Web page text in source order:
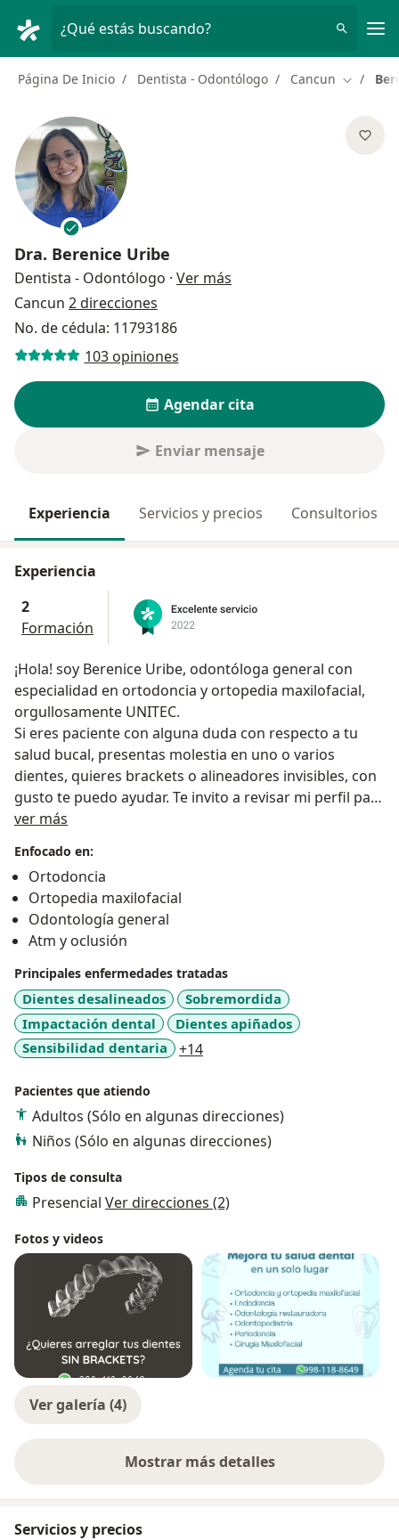
¿Qué estás buscando?
Página De Inicio Dentista - Odontólogo Cancun Cambiar
Dra. Berenice Uribe
Dentista - Odontólogo · Ver más
Cancun 2 direcciones
No. de cédula: 11793186
103 opiniones
Agendar cita
Enviar mensaje
Experiencia Servicios y precios Consultorios
Experiencia
2
Formación
¡Hola! soy Berenice Uribe, odontóloga general con
especialidad en ortodoncia y ortopedia maxilofacial,
orgullosamente UNITEC.
Si eres paciente con alguna duda con respecto a tu
salud bucal, presentas molestia en uno o varios
dientes, quieres brackets o alineadores invisibles, con
gusto te puedo ayudar. Te invito a revisar mi perfil para
que conozcas los servicios que puedo brindar.
ver más
Enfocado en:
Ortodoncia
Ortopedia maxilofacial
Odontología general
Atm y oclusión
Principales enfermedades tratadas
Dientes desalineados
Sobremordida
Impactación dental
Dientes apiñados
Sensibilidad dentaria
+14a11y_sr_more_diseases
Pacientes que atiendo
Adultos (Sólo en algunas direcciones)
Niños (Sólo en algunas direcciones)
Tipos de consulta
Presencial Ver direcciones (2)
Fotos y videos
Ver galería (4)
Mostrar más detalles
sobre la experiencia
Servicios y precios